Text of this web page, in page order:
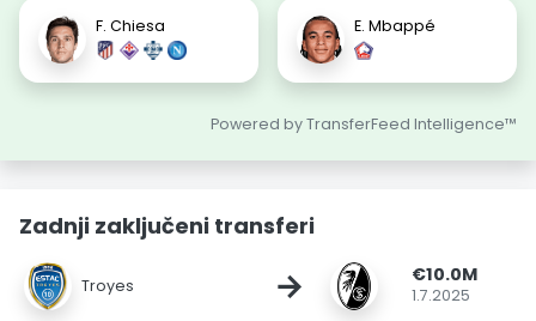
F. Chiesa E. Mbappé
Powered by TransferFeed Intelligence™
Zadnji zaključeni transferi
Troyes → €10.0M
1.7.2025